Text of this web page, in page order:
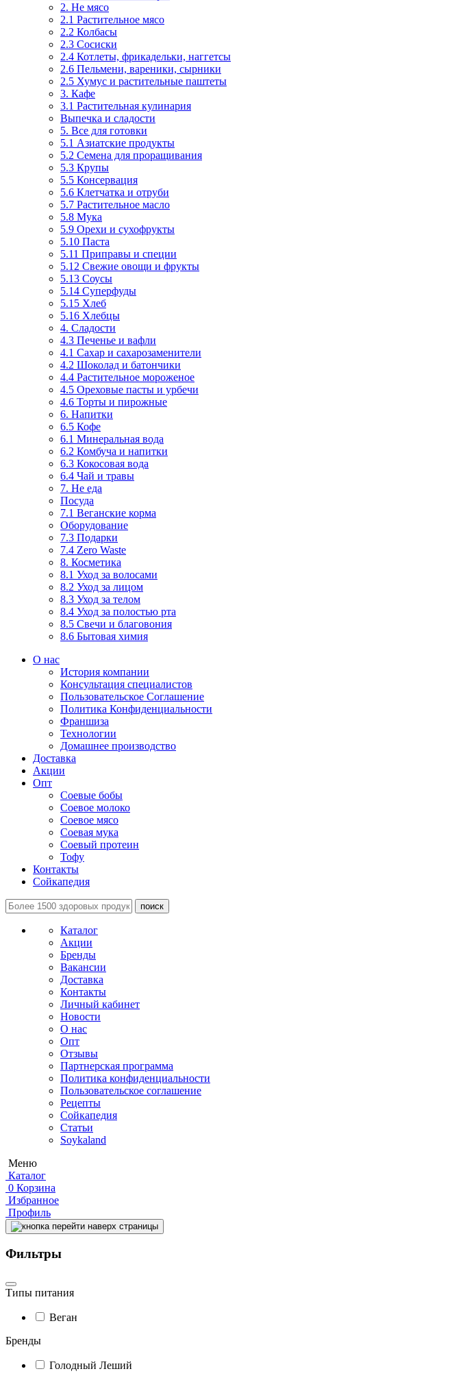
2. Не мясо
2.1 Растительное мясо
2.2 Колбасы
2.3 Сосиски
2.4 Котлеты, фрикадельки, наггетсы
2.6 Пельмени, вареники, сырники
2.5 Хумус и растительные паштеты
3. Кафе
3.1 Растительная кулинария
Выпечка и сладости
5. Все для готовки
5.1 Азиатские продукты
5.2 Семена для проращивания
5.3 Крупы
5.5 Консервация
5.6 Клетчатка и отруби
5.7 Растительное масло
5.8 Мука
5.9 Орехи и сухофрукты
5.10 Паста
5.11 Приправы и специи
5.12 Свежие овощи и фрукты
5.13 Соусы
5.14 Суперфуды
5.15 Хлеб
5.16 Хлебцы
4. Сладости
4.3 Печенье и вафли
4.1 Сахар и сахарозаменители
4.2 Шоколад и батончики
4.4 Растительное мороженое
4.5 Ореховые пасты и урбечи
4.6 Торты и пирожные
6. Напитки
6.5 Кофе
6.1 Минеральная вода
6.2 Комбуча и напитки
6.3 Кокосовая вода
6.4 Чай и травы
7. Не еда
Посуда
7.1 Веганские корма
Оборудование
7.3 Подарки
7.4 Zero Waste
8. Косметика
8.1 Уход за волосами
8.2 Уход за лицом
8.3 Уход за телом
8.4 Уход за полостью рта
8.5 Свечи и благовония
8.6 Бытовая химия
О нас
История компании
Консультация специалистов
Пользовательское Соглашение
Политика Конфиденциальности
Франшиза
Технологии
Домашнее производство
Доставка
Акции
Опт
Соевые бобы
Соевое молоко
Соевое мясо
Соевая мука
Соевый протеин
Тофу
Контакты
Сойкапедия
поиск
Каталог
Акции
Бренды
Вакансии
Доставка
Контакты
Личный кабинет
Новости
О нас
Опт
Отзывы
Партнерская программа
Политика конфиденциальности
Пользовательское соглашение
Рецепты
Сойкапедия
Статьи
Soykaland
Меню
Каталог
0 Корзина
Избранное
Профиль
Фильтры
Типы питания
Веган
Бренды
Голодный Леший